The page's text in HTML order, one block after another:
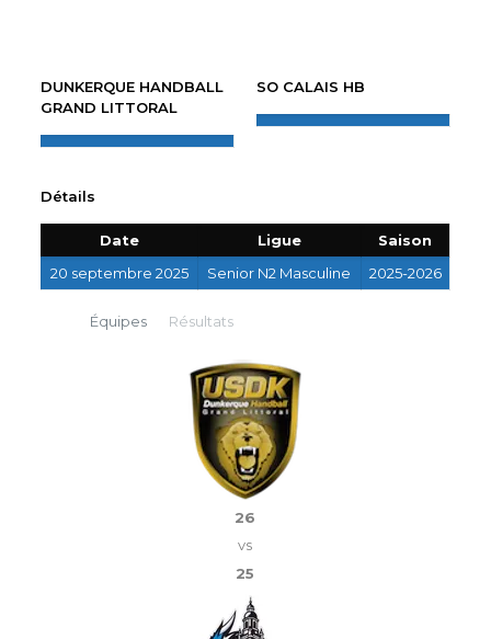
DUNKERQUE HANDBALL
GRAND LITTORAL
SO CALAIS HB
Détails
Date Ligue
Saison
20 septembre 2025
Senior N2 Masculine 2025-2026
Équipes Résultats
26
vs
25